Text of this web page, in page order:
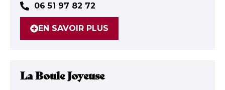
06 51 97 82 72
EN SAVOIR PLUS
La Boule Joyeuse